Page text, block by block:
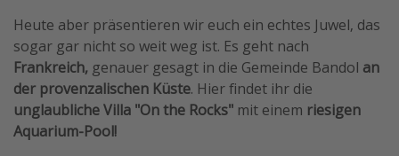
Bahnreisen in der Schweiz
Reisepassfreie Reiseziele
Travel Know How
Silvesterreisen
Last Minute Urlaub Mallorca
Heute aber präsentieren wir euch ein echtes Juwel, das
sogar gar nicht so weit weg ist. Es geht nach
Frankreich, genauer gesagt in die Gemeinde Bandol an
der provenzalischen Küste. Hier findet ihr die
unglaubliche Villa "On the Rocks" mit einem riesigen
Aquarium-Pool!